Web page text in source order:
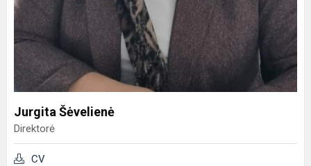
Jurgita Šėvelienė
Direktorė
CV